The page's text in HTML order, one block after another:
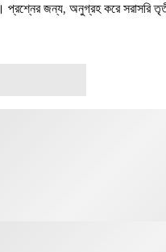
জন্য, অনুগ্রহ করে সরাসরি